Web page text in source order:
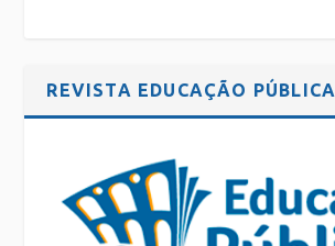
REVISTA EDUCAÇÃO PÚBLICA